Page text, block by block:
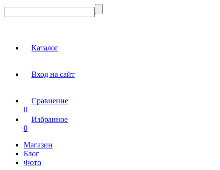
Каталог
Вход на сайт
Сравнение
0
Избранное
0
Магазин
Блог
Фото